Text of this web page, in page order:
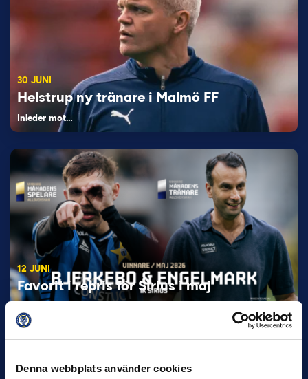
Denna webbplats använder cookies
30 JUNI
Helstrup ny tränare i Malmö FF
Inleder mot…
12 JUNI
Favorit i repris för Sirius i maj